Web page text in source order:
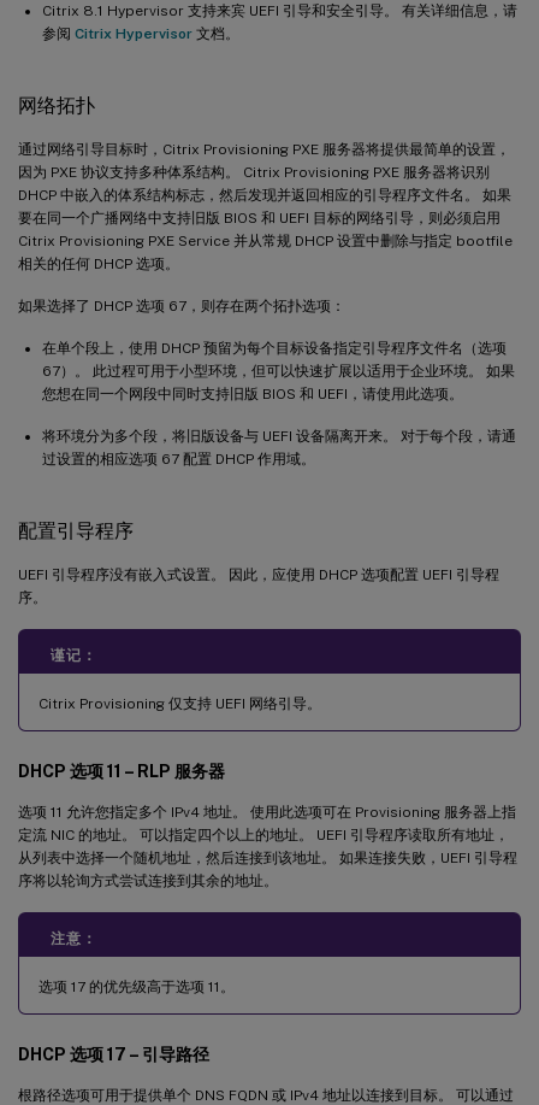
Citrix 8.1 Hypervisor 支持来宾 UEFI 引导和安全引导。 有关详细信息，请
参阅 Citrix Hypervisor 文档。
网络拓扑
通过网络引导目标时，Citrix Provisioning PXE 服务器将提供最简单的设置，
因为 PXE 协议支持多种体系结构。 Citrix Provisioning PXE 服务器将识别
DHCP 中嵌入的体系结构标志，然后发现并返回相应的引导程序文件名。 如果
要在同一个广播网络中支持旧版 BIOS 和 UEFI 目标的网络引导，则必须启用
Citrix Provisioning PXE Service 并从常规 DHCP 设置中删除与指定 bootfile
相关的任何 DHCP 选项。
如果选择了 DHCP 选项 67，则存在两个拓扑选项：
在单个段上，使用 DHCP 预留为每个目标设备指定引导程序文件名（选项
67）。 此过程可用于小型环境，但可以快速扩展以适用于企业环境。 如果
您想在同一个网段中同时支持旧版 BIOS 和 UEFI，请使用此选项。
将环境分为多个段，将旧版设备与 UEFI 设备隔离开来。 对于每个段，请通
过设置的相应选项 67 配置 DHCP 作用域。
配置引导程序
UEFI 引导程序没有嵌入式设置。 因此，应使用 DHCP 选项配置 UEFI 引导程
序。
谨记：
Citrix Provisioning 仅支持 UEFI 网络引导。
DHCP 选项 11 – RLP 服务器
选项 11 允许您指定多个 IPv4 地址。 使用此选项可在 Provisioning 服务器上指
定流 NIC 的地址。 可以指定四个以上的地址。 UEFI 引导程序读取所有地址，
从列表中选择一个随机地址，然后连接到该地址。 如果连接失败，UEFI 引导程
序将以轮询方式尝试连接到其余的地址。
注意：
选项 17 的优先级高于选项 11。
DHCP 选项 17 – 引导路径
根路径选项可用于提供单个 DNS FQDN 或 IPv4 地址以连接到目标。 可以通过